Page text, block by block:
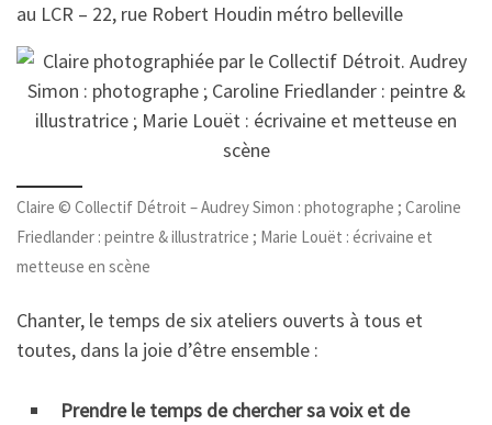
au LCR – 22, rue Robert Houdin métro belleville
Claire © Collectif Détroit – Audrey Simon : photographe ; Caroline
Friedlander : peintre & illustratrice ; Marie Louët : écrivaine et
metteuse en scène
Chanter, le temps de six ateliers ouverts à tous et
toutes, dans la joie d’être ensemble :
Prendre le temps de chercher sa voix et de